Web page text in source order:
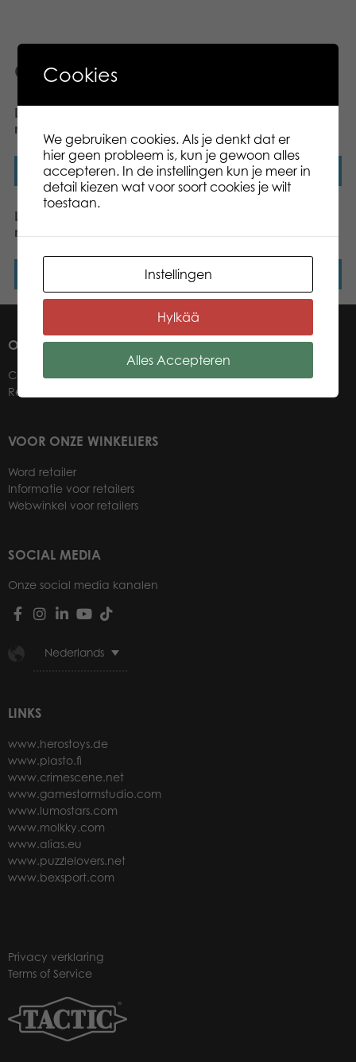
Gerelateerde producten
Lumo Stars Dog Pinky
mini plush
Lees verder Lees verder
Lumo Stars Bunny Ice
mini plush
mini plush
OVER ONS
Contact
Retailers
VOOR ONZE WINKELIERS
Word retailer
Informatie voor retailers
Webwinkel voor retailers
SOCIAL MEDIA
Onze social media kanalen
Nederlands
LINKS
www.herostoys.de
www.plasto.fi
www.crimescene.net
www.gamestormstudio.com
www.lumostars.com
www.molkky.com
www.alias.eu
www.puzzlelovers.net
www.bexsport.com
Privacy verklaring
Terms of Service
Cookies
We gebruiken cookies. Als je denkt dat er
hier geen probleem is, kun je gewoon alles
accepteren. In de instellingen kun je meer in
detail kiezen wat voor soort cookies je wilt
toestaan.
Instellingen
Hylkää
Alles Accepteren